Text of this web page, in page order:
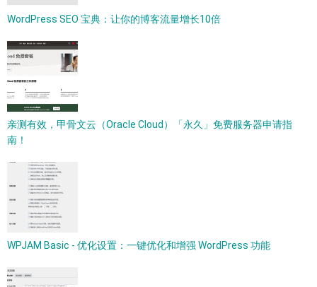
WordPress SEO 宝典：让你的博客流量增长10倍
亲测有效，甲骨文云（Oracle Cloud）「永久」免费服务器申请指
南！
WPJAM Basic - 优化设置：一键优化和增强 WordPress 功能